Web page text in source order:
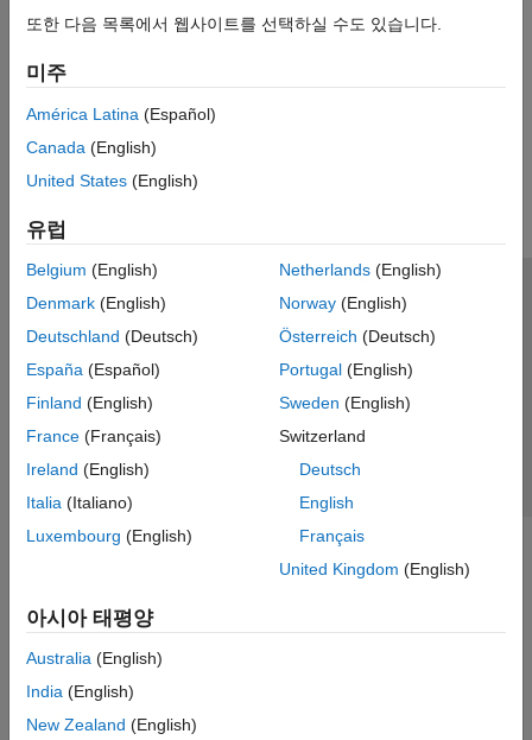
또한 다음 목록에서 웹사이트를 선택하실 수도 있습니다.
미주
América Latina (Español)
Canada (English)
United States (English)
유럽
Belgium (English)
Denmark (English)
Deutschland (Deutsch)
España (Español)
Finland (English)
France (Français)
Ireland (English)
Italia (Italiano)
Luxembourg (English)
Netherlands(English)
Norway(English)
Österreich (Deutsch)
Portugal(English)
Sweden (English)
Switzerland
Deutsch
English
Français
United Kingdom (English)
아시아 태평양
Australia (English)
India (English)
New Zealand (English)
신뢰 센터 등록 상표 개인정보 취급방침
불법 복제 방지
애플리케이션 상태
© 1994-2026 The MathWorks, Inc.